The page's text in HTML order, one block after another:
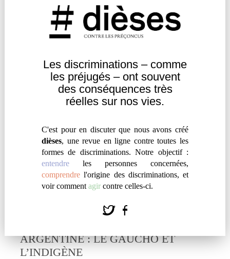
Les discriminations – comme
lespréjugés – ont souvent
desconséquences très
réelles sur nos vies.
C'est pour en discuter que nous avons créé
dièses, une revue en ligne contre toutes les
formes de discriminations. Notre objectif :
entendre les personnes concernées,
comprendre l'origine des discriminations, et
voir comment agir contre celles-ci.
prise dans les bras et là, moi, ce n’est plus rien, plus
d’embrassade, de mots doux, rien, il y a des jours, le
soir, j’ai des sanglots qui montent. »
Comprendre| Réflexion
ALTÉRITÉ ET MARGINALITÉ DANS
ARGENTINE : LE GAUCHO ET
L’INDIGÈNE